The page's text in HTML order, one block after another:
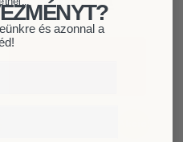
és azonnal a